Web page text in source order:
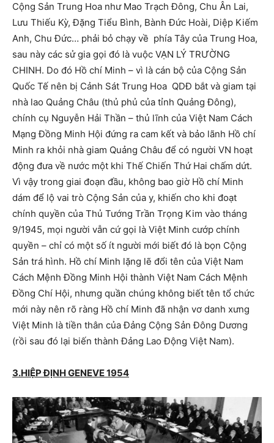
Cộng Sản Trung Hoa như Mao Trạch Đông, Chu Ân Lai,
Lưu Thiếu Kỳ, Đặng Tiểu Bình, Bành Đức Hoài, Diệp Kiếm
Anh, Chu Đức… phải bỏ chạy về phía Tây của Trung Hoa,
sau này các sử gia gọi đó là vuộc VẠN LÝ TRƯỜNG
CHINH. Do đó Hồ chí Minh – vì là cán bộ của Cộng Sản
Quốc Tế nên bị Cảnh Sát Trung Hoa QDĐ bắt và giam tại
nhà lao Quảng Châu (thủ phủ của tỉnh Quảng Đông),
chính cụ Nguyễn Hải Thần – thủ lĩnh của Việt Nam Cách
Mạng Đồng Minh Hội đứng ra cam kết và bảo lãnh Hồ chí
Minh ra khỏi nhà giam Quảng Châu để có người VN hoạt
động đưa về nước một khi Thế Chiến Thứ Hai chấm dứt.
Vì vậy trong giai đoạn đầu, không bao giờ Hồ chí Minh
dám để lộ vai trò Cộng Sản của y, khiến cho khi đoạt
chính quyền của Thủ Tướng Trần Trọng Kim vào tháng
9/1945, mọi người vẫn cứ gọi là Việt Minh cướp chính
quyền – chỉ có một số ít người mới biết đó là bọn Cộng
Sản trá hình. Hồ chí Minh lặng lẽ đổi tên của Việt Nam
Cách Mệnh Đồng Minh Hội thành Việt Nam Cách Mệnh
Đồng Chí Hội, nhưng quần chúng không biết tên tổ chức
mới này nên rõ ràng Hồ chí Minh đã nhận vơ danh xưng
Việt Minh là tiền thân của Đảng Cộng Sản Đông Dương
(rồi sau đó lại biến thành Đảng Lao Động Việt Nam).
3.HIỆP ĐỊNH GENEVE 1954